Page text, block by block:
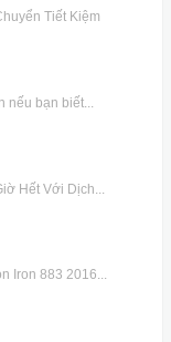
Tiết Kiệm
nếu bạn biết...
Hết Với Dịch...
Iron 883 2016...